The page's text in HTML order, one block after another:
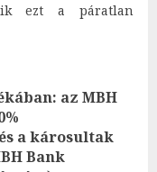
ezt a páratlan
az MBH
a károsultak
Bank